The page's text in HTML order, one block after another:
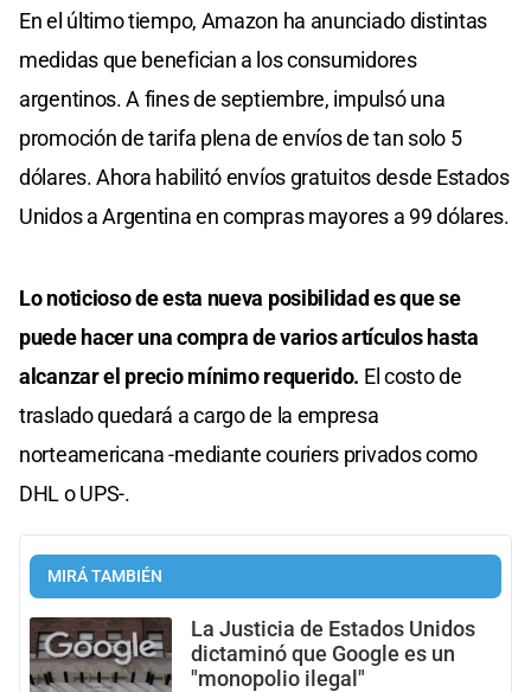
En el último tiempo, Amazon ha anunciado distintas
medidas que benefician a los consumidores
argentinos. A fines de septiembre, impulsó una
promoción de tarifa plena de envíos de tan solo 5
dólares. Ahora habilitó envíos gratuitos desde Estados
Unidos a Argentina en compras mayores a 99 dólares.
Lo noticioso de esta nueva posibilidad es que se
puede hacer una compra de varios artículos hasta
alcanzar el precio mínimo requerido. El costo de
traslado quedará a cargo de la empresa
norteamericana -mediante couriers privados como
DHL o UPS-.
MIRÁ TAMBIÉN
La Justicia de Estados Unidos
dictaminó que Google es un
"monopolio ilegal"